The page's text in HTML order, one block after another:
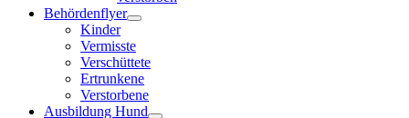
Behördenflyer
Kinder
Vermisste
Verschüttete
Ertrunkene
Verstorbene
Ausbildung Hund